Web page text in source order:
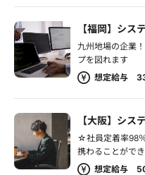
【福岡】シス
九州地場の企業
プを図れます
想定給与
【大阪】シス
☆社員定着率98
携わることがで
想定給与